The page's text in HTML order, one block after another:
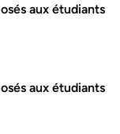
aux étudiants
aux étudiants